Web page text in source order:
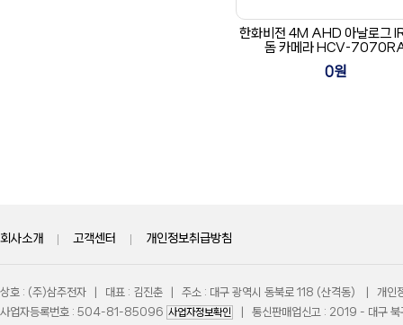
한화비전 4M AHD 아날로그
돔 카메라 HCV-
0원
회사소개 | 고객센터 | 개인정보취급방침
상호 : (주)삼주전자 | 대표 : 김진춘 | 주소 : 대구 광역시 동북로 118 (산격동) | 개인정
사업자등록번호 : 504-81-85096 사업자정보확인
| 통신판매업신고 : 2019 - 대